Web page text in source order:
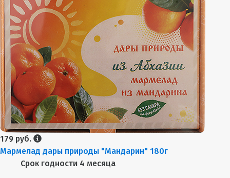
179 руб.
Мармелад дары природы "Мандарин" 180г
Срок годности 4 месяца